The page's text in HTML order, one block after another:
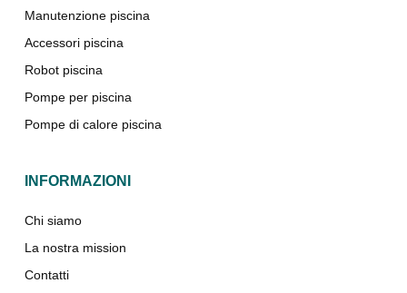
Manutenzione piscina
Accessori piscina
Robot piscina
Pompe per piscina
Pompe di calore piscina
INFORMAZIONI
Chi siamo
La nostra mission
Contatti